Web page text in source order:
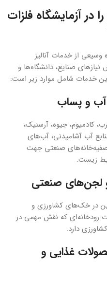
آزمایشگاه فلزات
از خدمات آنالیز
صنایع، دانشگاه‌ها و
خدمات شامل موارد زیر است:
کادمیوم، جیوه، آرسنیک،
آب آشامیدنی، آب‌های
صنعتی جهت
زیست.
در خک‌های کشاورزی و
رودخانه‌ای که نقش مهمی در
دارد.
غذایی و